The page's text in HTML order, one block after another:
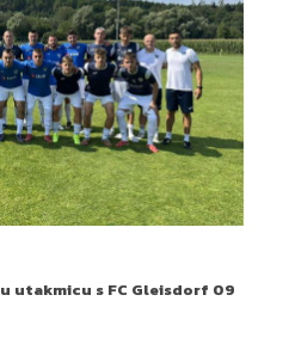
utakmicu s FC Gleisdorf 09